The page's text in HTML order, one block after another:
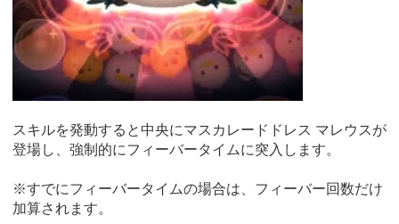
スキルを発動すると中央にマスカレードドレス マレウスが
登場し、強制的にフィーバータイムに突入します。
※すでにフィーバータイムの場合は、フィーバー回数だけ
加算されます。